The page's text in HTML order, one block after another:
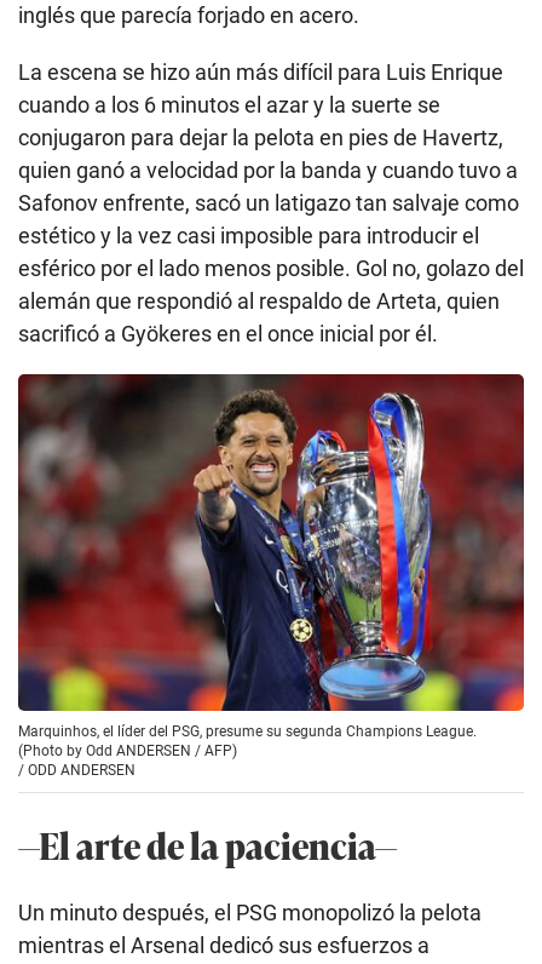
inglés que parecía forjado en acero.
La escena se hizo aún más difícil para Luis Enrique
cuando a los 6 minutos el azar y la suerte se
conjugaron para dejar la pelota en pies de Havertz,
quien ganó a velocidad por la banda y cuando tuvo a
Safonov enfrente, sacó un latigazo tan salvaje como
estético y la vez casi imposible para introducir el
esférico por el lado menos posible. Gol no, golazo del
alemán que respondió al respaldo de Arteta, quien
sacrificó a Gyökeres en el once inicial por él.
Marquinhos, el líder del PSG, presume su segunda Champions League.
(Photo by Odd ANDERSEN / AFP)
/ ODD ANDERSEN
—El arte de la paciencia—
Un minuto después, el PSG monopolizó la pelota
mientras el Arsenal dedicó sus esfuerzos a